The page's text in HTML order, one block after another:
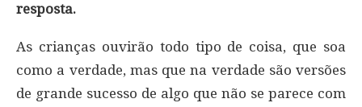
resposta.
As crianças ouvirão todo tipo de coisa, que soa
como a verdade, mas que na verdade são versões
de grande sucesso de algo que não se parece com